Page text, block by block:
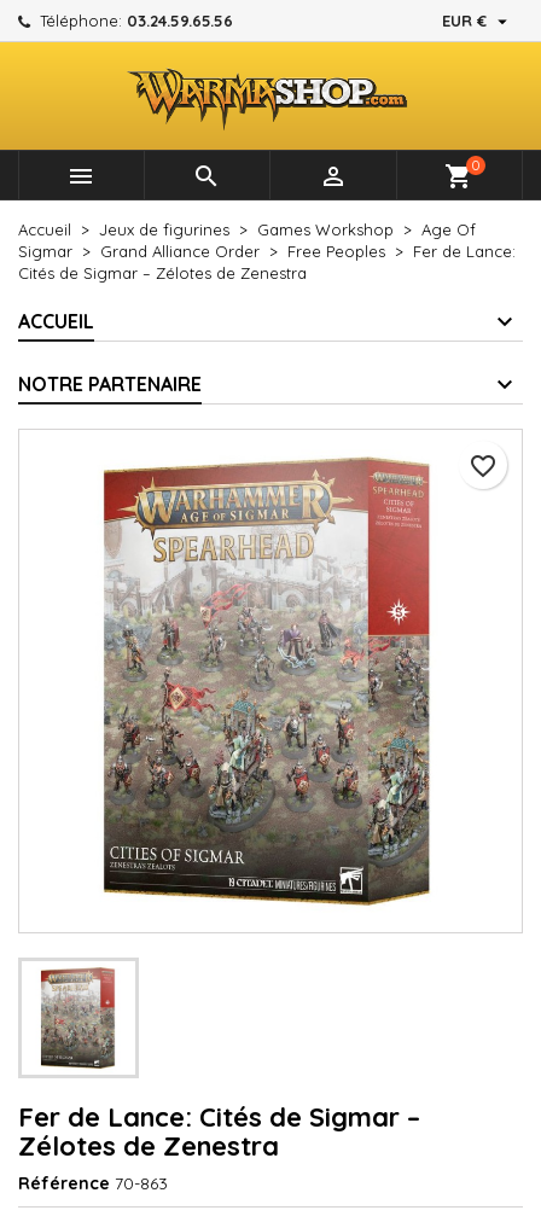
Téléphone: 03.24.59.65.56 EUR € 
   shopping_cart0
Accueil Jeux de figurines Games Workshop
Age Of
Sigmar
Grand Alliance Order Free Peoples
Fer de Lance:
Cités de Sigmar – Zélotes de Zenestra
ACCUEIL
NOTRE PARTENAIRE
Fer de Lance: Cités de Sigmar –
Zélotes de Zenestra
Référence 70-863
favorite_border
Mes listes d'envies ×
Créer une nouvelle liste
Créer une liste d'envies ×
Nom de la liste d'envies
Annuler Créer une liste d'envies
Connexion ×
Vous devez être connecté pour ajouter des produits à
votre liste d'envies.